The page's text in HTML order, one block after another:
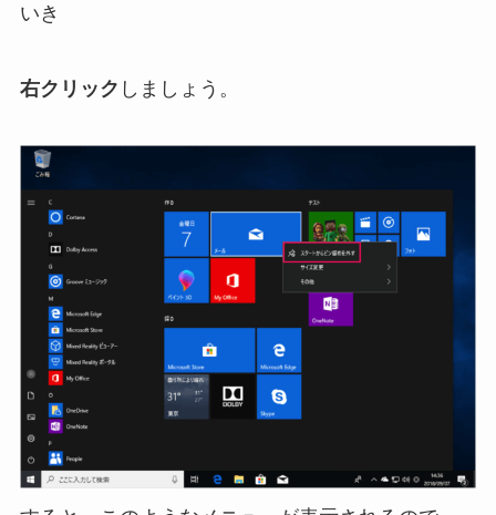
いき
右クリック しましょう。